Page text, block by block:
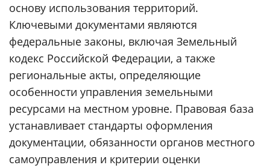
основу использования территорий.
Ключевыми документами являются
федеральные законы, включая Земельный
кодекс Российской Федерации, а также
региональные акты, определяющие
особенности управления земельными
ресурсами на местном уровне. Правовая база
устанавливает стандарты оформления
документации, обязанности органов местного
самоуправления и критерии оценки